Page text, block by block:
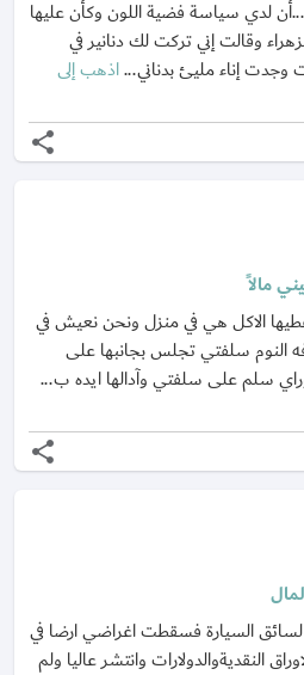
لدي سياسة فضية اللون وكأن عليها
وقالت إني تركت لك دنانير في
إناء مليئ بدناني...اذهب إلى
share
مالاً
الاكل هي في منزل ونحن نعيش في
النوم سلفتي تجلس بجانبها على
سلم على سلفتي وآدالها ايده ب...
share
السيارة فسقطت اغراضي ارضا في
النقديةوالدولارات وانتشر عاليا ولم